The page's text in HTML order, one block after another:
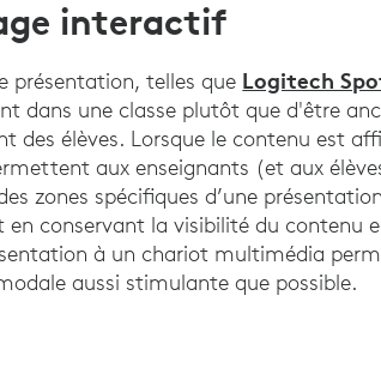
interactif
présentation, telles que Logitech
dans une classe plutôt que d'être
des élèves. Lorsque le contenu est
aux enseignants (et aux
zones spécifiques d’une
conservant la visibilité du contenu
à un chariot multimédia
aussi stimulante que possible.